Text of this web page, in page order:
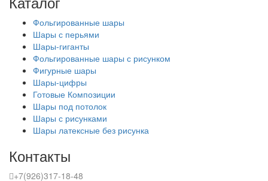
Фольгированные шары
Шары с перьями
Шары-гиганты
Фольгированные шары с рисунком
Фигурные шары
Шары-цифры
Готовые Композиции
Шары под потолок
Шары с рисунками
Шары латексные без рисунка
Контакты
+7(926)317-18-48